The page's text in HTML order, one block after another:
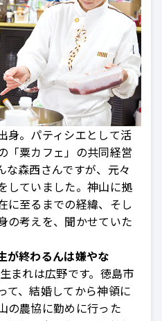
身。パティシエとして活
「粟カフェ」の共同経営
な森西さんですが、元々
していました。神山に拠
に至るまでの経緯、そし
の考えを、聞かせていた
が終わるんは嫌やな
まれは広野です。徳島市
て、結婚してから神領に
の農協に勤めに行った